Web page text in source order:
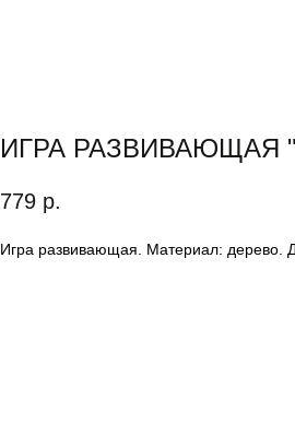
ИГРА РАЗВИВАЮЩАЯ
779 р.
Игра развивающая. Материал: дерево.